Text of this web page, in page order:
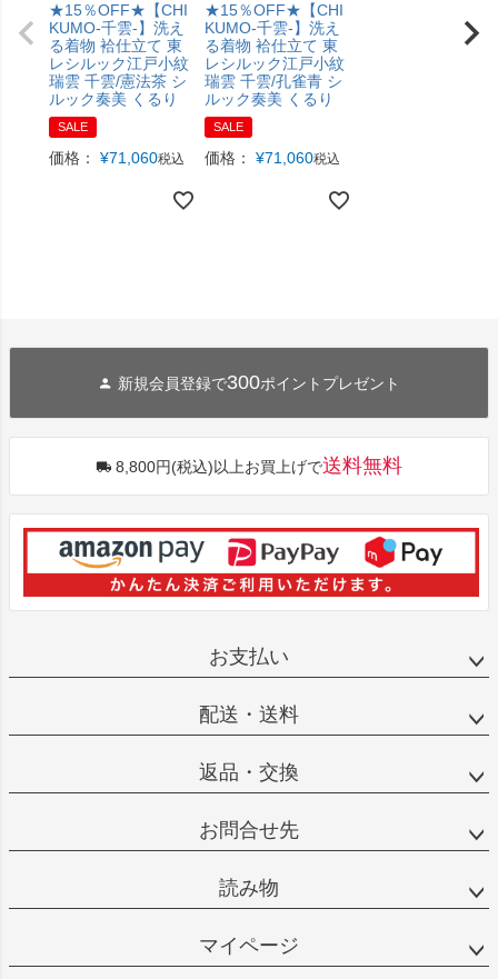
★15％OFF★【CHI
KUMO-千雲-】洗え
る着物 袷仕立て 東
レシルック江戸小紋
瑞雲 千雲/憲法茶 シ
ルック奏美 くるり
SALE
価格： ¥71,060税込
★15％OFF★【CHI
KUMO-千雲-】洗え
る着物 袷仕立て 東
レシルック江戸小紋
瑞雲 千雲/孔雀青 シ
ルック奏美 くるり
SALE
価格： ¥71,060税込
新規会員登録で300ポイントプレゼント
8,800円(税込)以上お買上げで送料無料
お支払い
配送・送料
返品・交換
お問合せ先
読み物
マイページ